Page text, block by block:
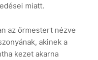
miatt.
az őrmestert nézve
akinek a
kezet akarna